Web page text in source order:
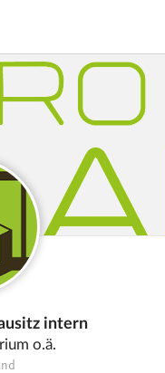
intern
o.ä.